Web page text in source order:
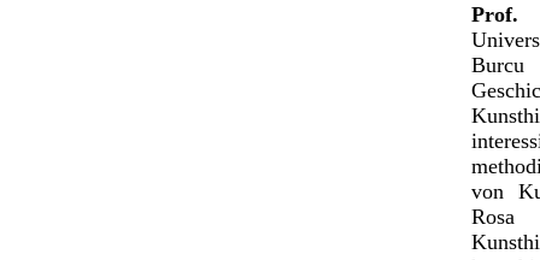
Prof.
Burcu
von
Rosa